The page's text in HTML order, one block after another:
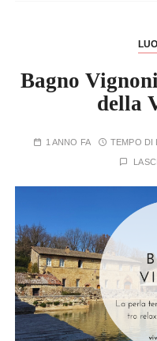
Bagno
della
1 ANNO FA TEMPO DI